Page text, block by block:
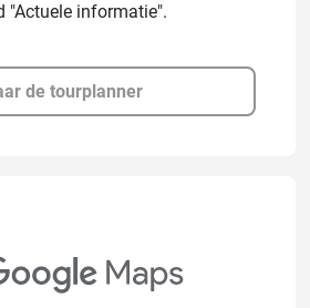
"Actuele informatie".
de tourplanner